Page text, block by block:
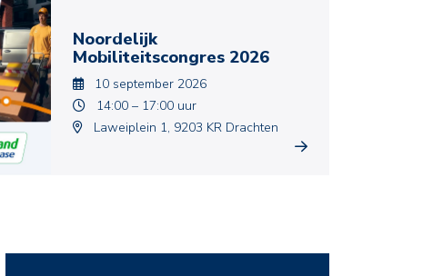
Noordelijk
Mobiliteitscongres 2026
10 september 2026
14:00 – 17:00 uur
Laweiplein 1, 9203 KR Drachten